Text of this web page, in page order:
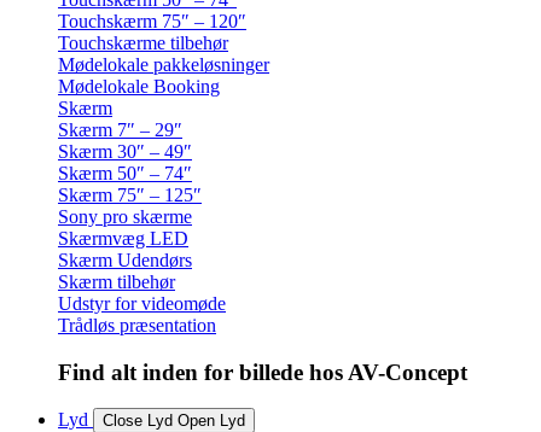
Touchskærm 75″ – 120″
Touchskærme tilbehør
Mødelokale pakkeløsninger
Mødelokale Booking
Skærm
Skærm 7″ – 29″
Skærm 30″ – 49″
Skærm 50″ – 74″
Skærm 75″ – 125″
Sony pro skærme
Skærmvæg LED
Skærm Udendørs
Skærm tilbehør
Udstyr for videomøde
Trådløs præsentation
Find alt inden for billede hos AV-Concept
Lyd Close Lyd Open Lyd